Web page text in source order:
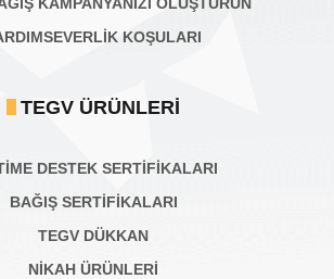
KOŞULARI
TEGV ÜRÜNLERI
DESTEK SERTİFİKALARI
BAĞIŞ SERTIFIKALARI
TEGV DÜKKAN
NİKAH ÜRÜNLERİ